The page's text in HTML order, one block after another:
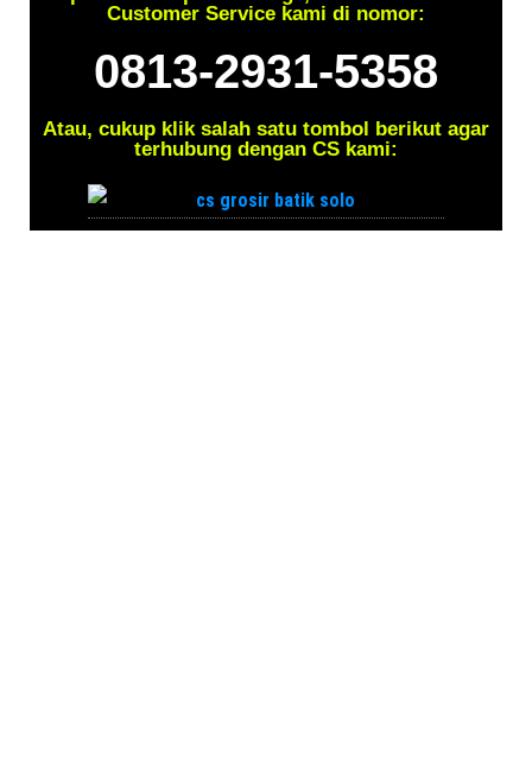
Customer Service kami di nomor:
0813-2931-5358
Atau, cukup klik salah satu tombol berikut agar
terhubung dengan CS kami: